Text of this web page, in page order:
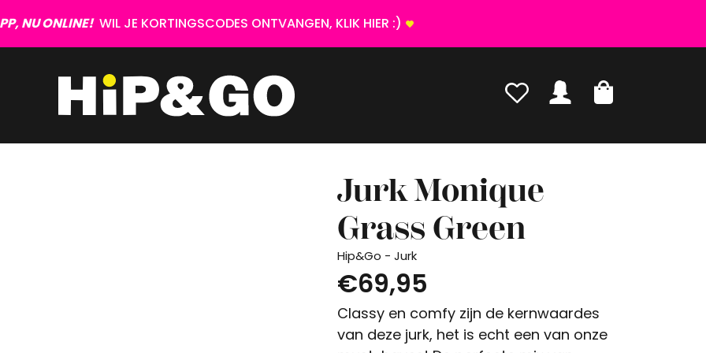
NU ONLINE! WIL JE KORTINGSCODES ONTVANGEN, KLIK HIER :)
Jurk Monique
Grass Green
Hip&Go - Jurk
€69,95
Classy en comfy zijn de kernwaardes
van deze jurk, het is echt een van onze